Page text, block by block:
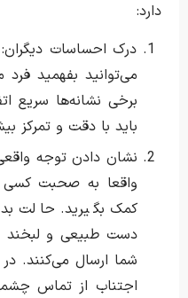
دارد:
درک احساسات
می‌توانید بفهمید
برخی نشانه‌ها سریع
باید با دقت و تمرکز
نشان دادن توجه
واقعا به صحبت کسی
کمک بگیرید. حالت
دست طبیعی و لبخند
شما ارسال می‌کنند.
اجتناب از تماس